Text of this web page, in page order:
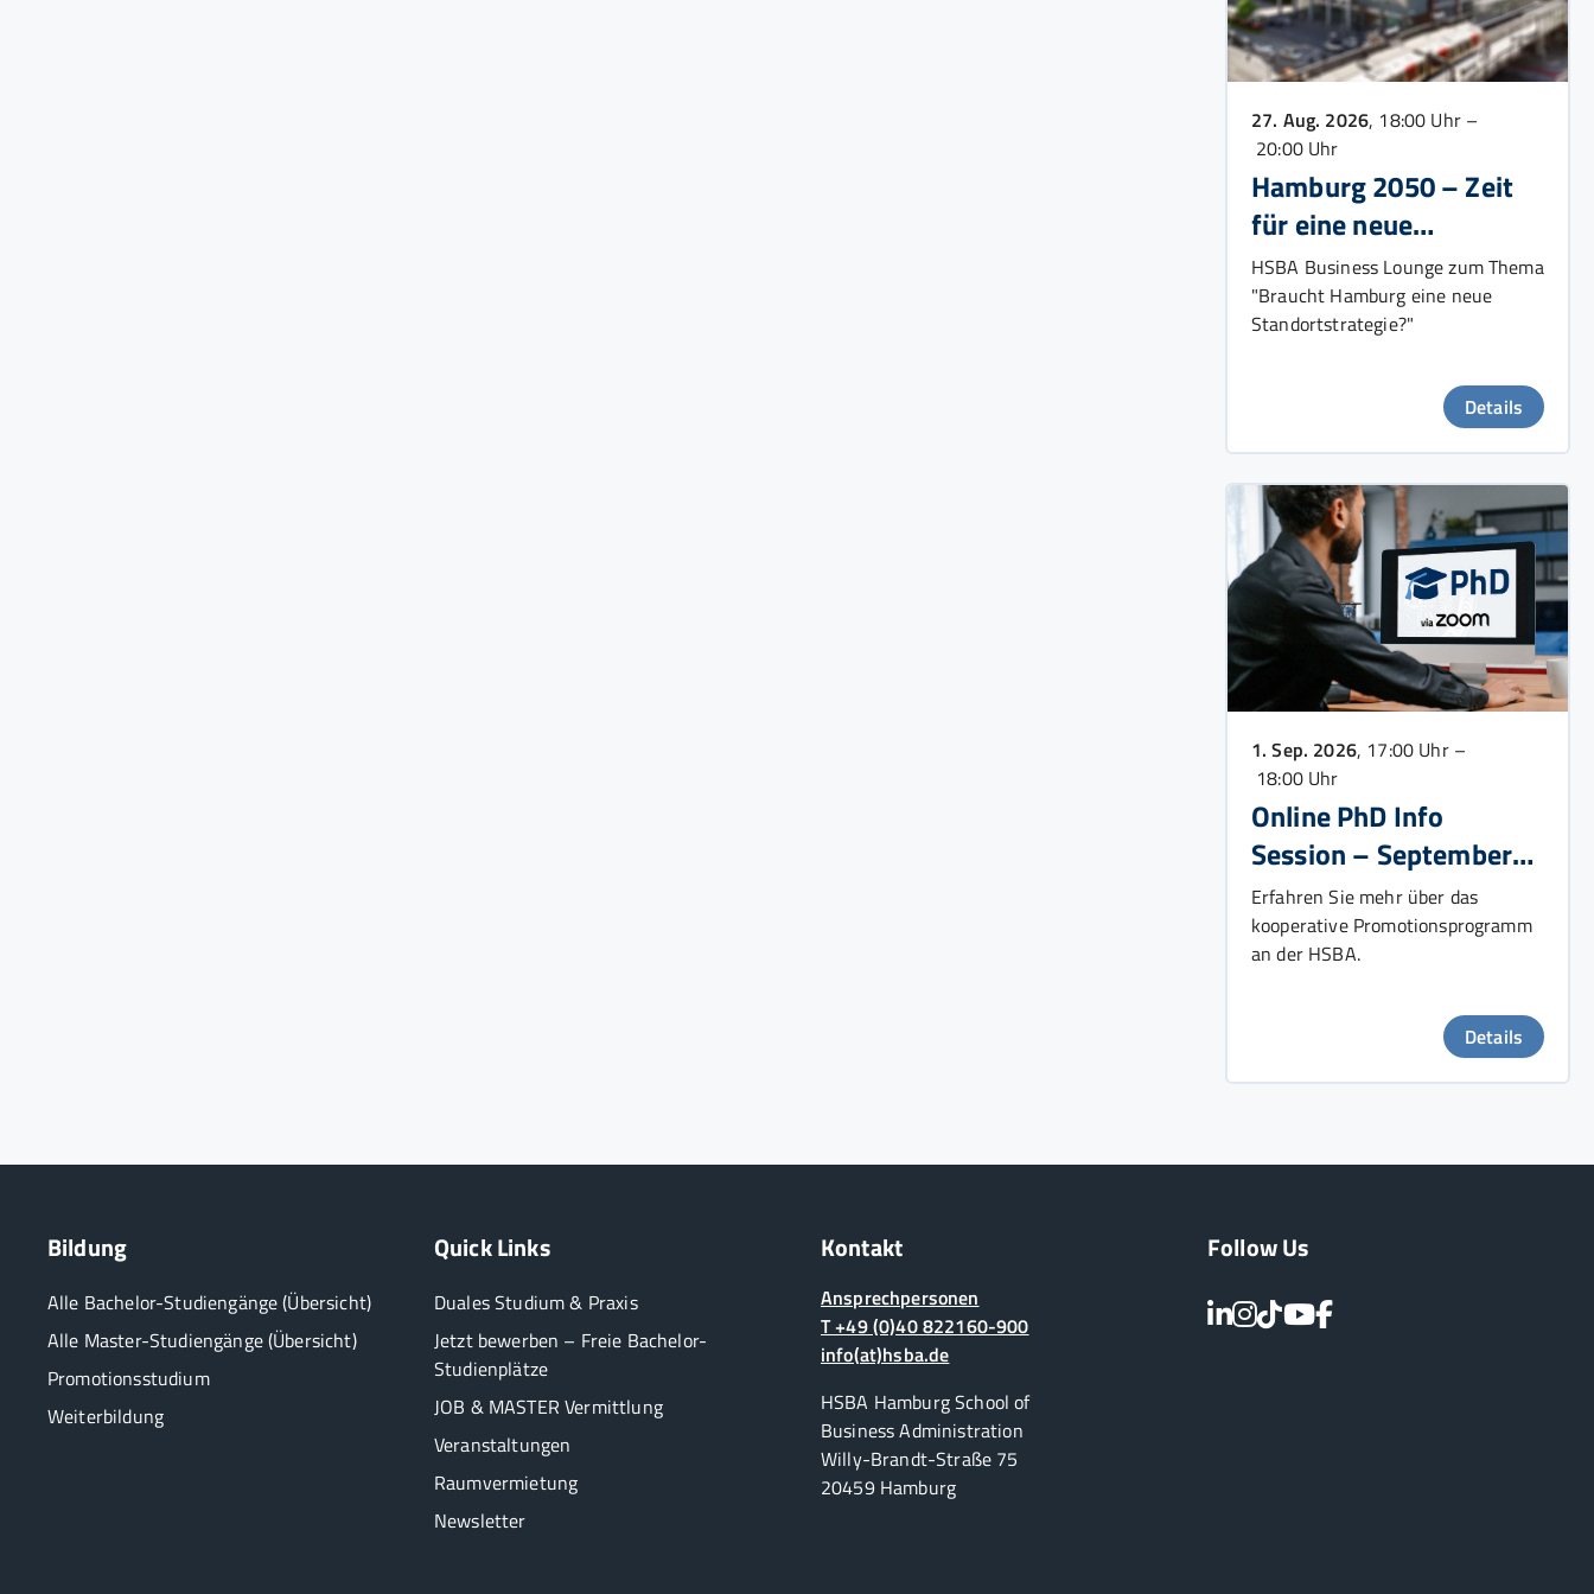
27. Aug. 2026, 18:00 Uhr –
20:00 Uhr
Hamburg 2050 – Zeit
für eine neue
Wachstumsstrategie?
HSBA Business Lounge zum Thema
"Braucht Hamburg eine neue
Standortstrategie?"
Details
1. Sep. 2026, 17:00 Uhr –
18:00 Uhr
Online PhD Info
Session – September
2026
Erfahren Sie mehr über das
kooperative Promotionsprogramm
an der HSBA.
Details
Bildung
Alle Bachelor-Studiengänge (Übersicht)
Alle Master-Studiengänge (Übersicht)
Promotionsstudium
Weiterbildung
Quick Links
Duales Studium & Praxis
Jetzt bewerben – Freie Bachelor-
Studienplätze
JOB & MASTER Vermittlung
Veranstaltungen
Raumvermietung
Newsletter
Kontakt
Ansprechpersonen
T +49 (0)40 822160-900
info(at)hsba.de
HSBA Hamburg School of
Business Administration
Willy-Brandt-Straße 75
20459 Hamburg
Follow Us